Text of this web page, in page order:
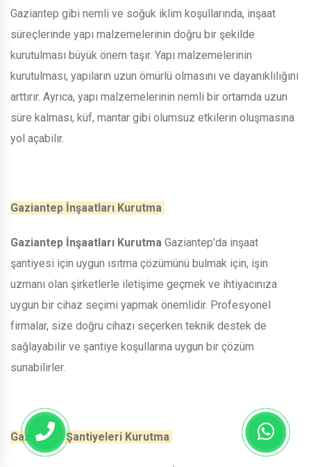
Gaziantep gibi nemli ve soğuk iklim koşullarında, inşaat
süreçlerinde yapı malzemelerinin doğru bir şekilde
kurutulması büyük önem taşır. Yapı malzemelerinin
kurutulması, yapıların uzun ömürlü olmasını ve dayanıklılığını
arttırır. Ayrıca, yapı malzemelerinin nemli bir ortamda uzun
süre kalması, küf, mantar gibi olumsuz etkilerin oluşmasına
yol açabilir.
Gaziantep İnşaatları Kurutma
Gaziantep İnşaatları Kurutma Gaziantep'da inşaat
şantiyesi için uygun ısıtma çözümünü bulmak için, işin
uzmanı olan şirketlerle iletişime geçmek ve ihtiyacınıza
uygun bir cihaz seçimi yapmak önemlidir. Profesyonel
firmalar, size doğru cihazı seçerken teknik destek de
sağlayabilir ve şantiye koşullarına uygun bir çözüm
sunabilirler.
Gaziantep Şantiyeleri Kurutma